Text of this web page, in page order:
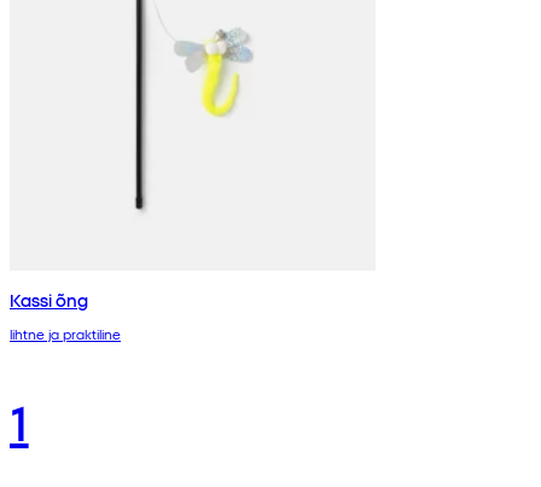
Kassi õng
lihtne ja praktiline
1